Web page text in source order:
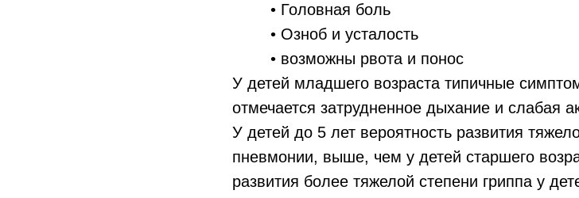
• Головная боль
• Озноб и усталость
• возможны рвота и понос
У детей младшего возраста типичные
отмечается затрудненное дыхание и слабая
У детей до 5 лет вероятность развития
пневмонии, выше, чем у детей старшего
развития более тяжелой степени гриппа у